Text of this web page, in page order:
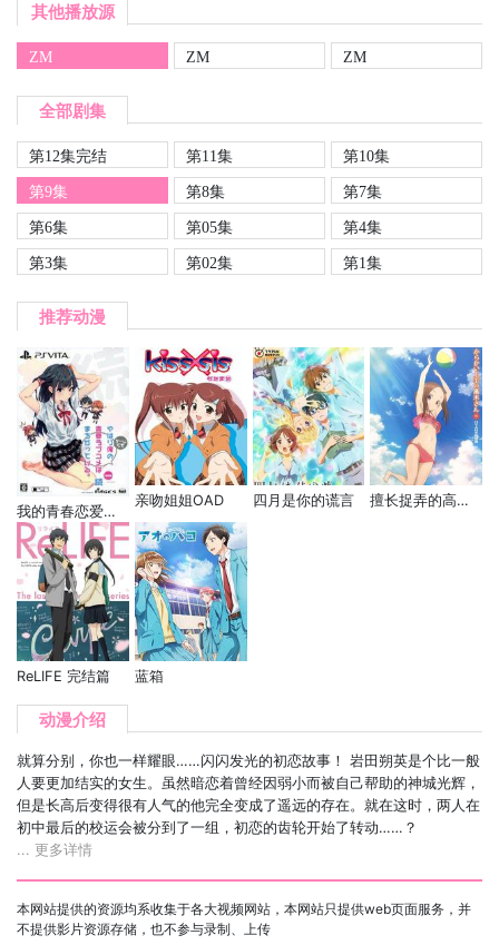
其他播放源
ZM ZM ZM
全部剧集
第12集完结 第11集
第10集
第9集
第8集
第7集
第6集
第05集
第4集
第3集
第02集 第1集
推荐动漫
我的青春恋爱物语果然有问题 续 OVA
亲吻姐姐OAD 四月是你的谎言 擅长捉弄的高木同学OVA
ReLIFE 完结篇 蓝箱
动漫介绍
就算分别，你也一样耀眼……闪闪发光的初恋故事！ 岩田朔英是个比一般
人要更加结实的女生。虽然暗恋着曾经因弱小而被自己帮助的神城光辉，
但是长高后变得很有人气的他完全变成了遥远的存在。就在这时，两人在
初中最后的校运会被分到了一组，初恋的齿轮开始了转动……？
... 更多详情
本网站提供的资源均系收集于各大视频网站，本网站只提供web页面服务，并
不提供影片资源存储，也不参与录制、上传